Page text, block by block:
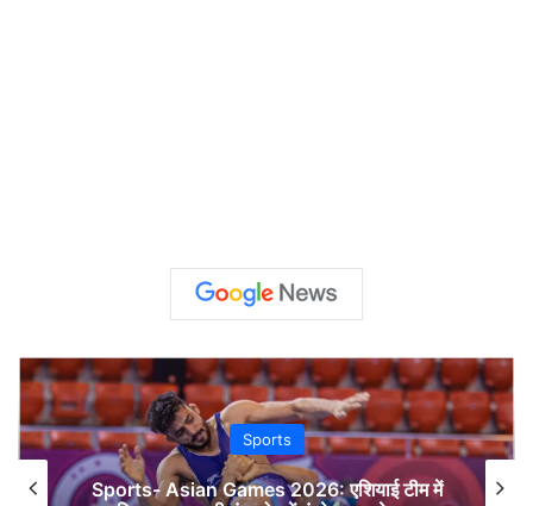
Tach-Science
Technology, UFS 2.2, UFS 3.1 या UFS